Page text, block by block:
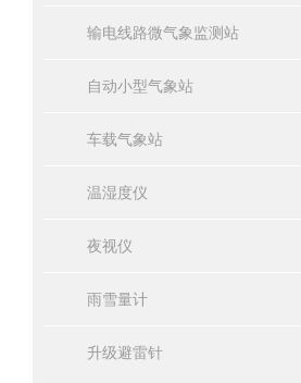
输电线路微气象监测站
自动小型气象站
车载气象站
温湿度仪
夜视仪
雨雪量计
升级避雷针